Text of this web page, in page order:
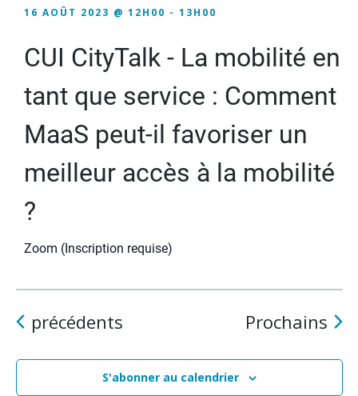
CUI CityTalk - La mobilité en
tant que service : Comment
MaaS peut-il favoriser un
meilleur accès à la mobilité
?
16 AOÛT 2023 @ 12H00 - 13H00
Zoom (Inscription requise)
Événements
précédents Prochains
S'abonner au calendrier